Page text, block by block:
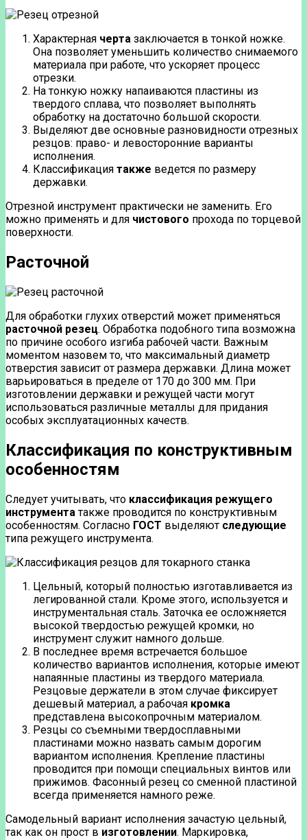
Характерная черта заключается в тонкой ножке.
Она позволяет уменьшить количество снимаемого
материала при работе, что ускоряет процесс
отрезки.
На тонкую ножку напаиваются пластины из
твердого сплава, что позволяет выполнять
обработку на достаточно большой скорости.
Выделяют две основные разновидности отрезных
резцов: право- и левосторонние варианты
исполнения.
Классификация также ведется по размеру
державки.
Отрезной инструмент практически не заменить. Его
можно применять и для чистового прохода по торцевой
поверхности.
Расточной
Для обработки глухих отверстий может применяться
расточной резец. Обработка подобного типа возможна
по причине особого изгиба рабочей части. Важным
моментом назовем то, что максимальный диаметр
отверстия зависит от размера державки. Длина может
варьироваться в пределе от 170 до 300 мм. При
изготовлении державки и режущей части могут
использоваться различные металлы для придания
особых эксплуатационных качеств.
Классификация по конструктивным
особенностям
Следует учитывать, что классификация режущего
инструментатакже проводится по конструктивным
особенностям. Согласно ГОСТ выделяют следующие
типа режущего инструмента.
Цельный, который полностью изготавливается из
легированной стали. Кроме этого, используется и
инструментальная сталь. Заточка ее осложняется
высокой твердостью режущей кромки, но
инструмент служит намного дольше.
В последнее время встречается большое
количество вариантов исполнения, которые имеют
напаянные пластины из твердого материала.
Резцовые держатели в этом случае фиксирует
дешевый материал, а рабочая кромка
представлена высокопрочным материалом.
Резцы со съемными твердосплавными
пластинами можно назвать самым дорогим
вариантом исполнения. Крепление пластины
проводится при помощи специальных винтов или
прижимов. Фасонный резец со сменной пластиной
всегда применяется намного реже.
Самодельный вариант исполнения зачастую цельный,
так как он прост в изготовлении. Маркировка,